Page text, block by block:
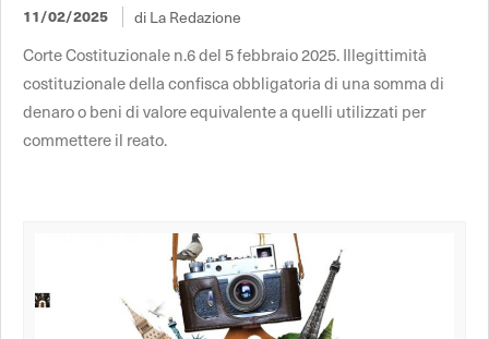
11/02/2025 di La Redazione
Corte Costituzionale n.6 del 5 febbraio 2025. Illegittimità
costituzionale della confisca obbligatoria di una somma di
denaro o beni di valore equivalente a quelli utilizzati per
commettere il reato.